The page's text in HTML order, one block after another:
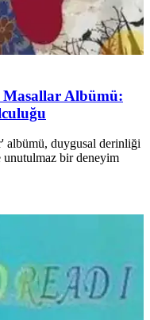
Masallar Albümü:
albümü, duygusal derinliği
unutulmaz bir deneyim